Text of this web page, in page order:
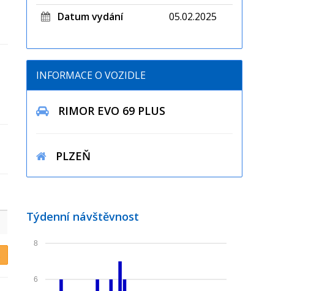
Datum vydání
05.02.2025
INFORMACE O VOZIDLE
RIMOR EVO 69 PLUS
PLZEŇ
Týdenní návštěvnost
6
8